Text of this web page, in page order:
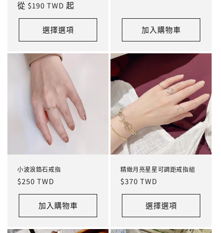
價
價
從 $190 TWD 起
選擇選項 加入購物車
小波浪鋯石戒指
定
價
$250 TWD
加入購物車
精緻月亮星星可調距戒指組
定
價
$370 TWD
選擇選項